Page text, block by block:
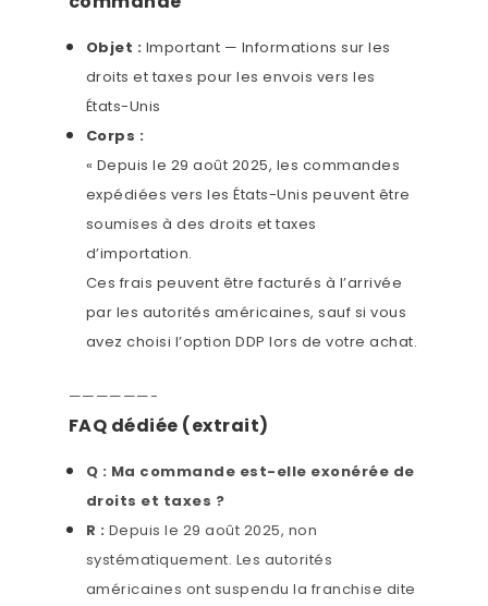
Objet : Important — Informations sur les
droits et taxes pour les envois vers les
États-Unis
Corps :
« Depuis le 29 août 2025, les commandes
expédiées vers les États-Unis peuvent être
soumises à des droits et taxes
d’importation.
Ces frais peuvent être facturés à l’arrivée
par les autorités américaines, sauf si vous
avez choisi l’option DDP lors de votre achat.
——————-
FAQ dédiée (extrait)
Q : Ma commande est-elle exonérée de
droits et taxes ?
R : Depuis le 29 août 2025, non
systématiquement. Les autorités
américaines ont suspendu la franchise dite